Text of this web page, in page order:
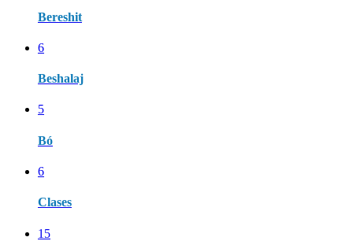
Bereshit
6
Beshalaj
5
Bó
6
Clases
15